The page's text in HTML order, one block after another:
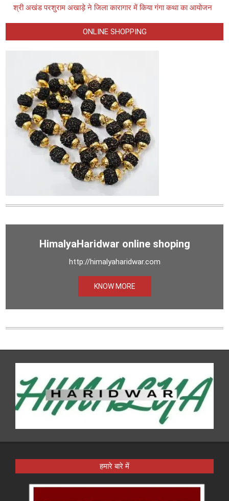
श्री अखंड परशुराम अखाड़े ने जिला कारागार में किया गंगा कथा का आयोजन
ONLINE SHOPPING
HimalyaHaridwar online shoping
http://himalyaharidwar.com
KNOW MORE
हमारे बारे में